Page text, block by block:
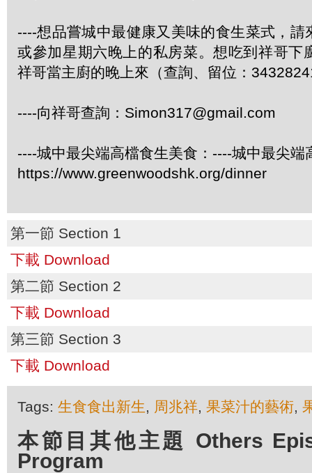
----想品嘗城中最健康又美味的食生菜式，請
或參加星期六晚上的私房菜。想吃到祥哥下
祥哥當主廚的晚上來（查詢、留位：
----向祥哥查詢：Simon317@gmail.com
----城中最尖端高檔食生美食：----城中最尖端
https://www.greenwoodshk.org/dinner
第一節 Section 1
下載 Download
第二節 Section 2
下載 Download
第三節 Section 3
下載 Download
Tags: 生食食出新生, 周兆祥, 果菜汁的藝術,
本節目其他主題 Others
Program